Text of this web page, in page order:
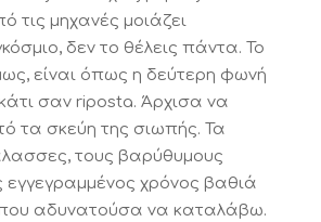
τις μηχανές μοιάζει
δεν το θέλεις πάντα. Το
είναι όπως η δεύτερη φωνή
σαν riposta. Άρχισα να
τα σκεύη της σιωπής. Τα
τους βαρύθυμους
εγγεγραμμένος χρόνος βαθιά
αδυνατούσα να καταλάβω.